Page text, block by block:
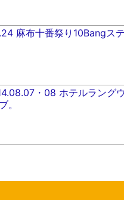
麻布十番祭り10Bangステ
・08 ホテルラング
。